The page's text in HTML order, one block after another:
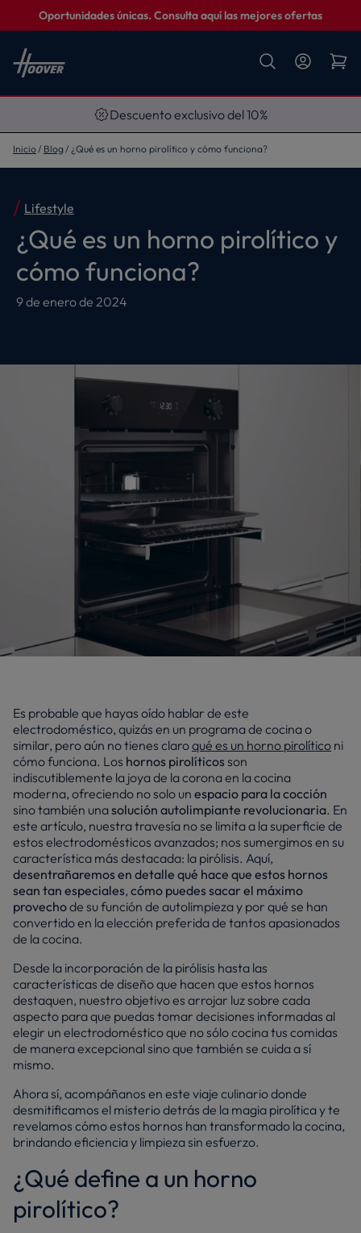
Oportunidades únicas. Consulta aquí las mejores ofertas
Descuento exclusivo del 10%
Inicio Blog ¿Qué es un horno pirolítico y cómo funciona?
Lifestyle
¿Qué es un horno pirolítico y
cómo funciona?
9 de enero de 2024
Es probable que hayas oído hablar de este
electrodoméstico, quizás en un programa de cocina o
similar, pero aún no tienes claroqué es un horno pirolítico ni
cómo funciona. Los hornos pirolíticosson
indiscutiblemente la joya de la corona en la cocina
moderna, ofreciendo no solo un espacio para la cocción
sino también unasolución autolimpiante revolucionaria. En
este artículo, nuestra travesía no se limita a la superficie de
estos electrodomésticos avanzados; nos sumergimos en su
característica más destacada: la pirólisis. Aquí,
desentrañaremos en detalle qué hace que estos hornos
sean tan especiales, cómo puedes sacar el máximo
provechode su función de autolimpieza y por qué se han
convertido en la elección preferida de tantos apasionados
de la cocina.
Desde la incorporación de la pirólisis hasta las
características de diseño que hacen que estos hornos
destaquen, nuestro objetivo es arrojar luz sobre cada
aspecto para que puedas tomar decisiones informadas al
elegir un electrodoméstico que no sólo cocina tus comidas
de manera excepcional sino que también se cuida a sí
mismo.
Ahora sí, acompáñanos en este viaje culinario donde
desmitificamos el misterio detrás de la magia pirolítica y te
revelamos cómo estos hornos han transformado la cocina,
brindando eficiencia y limpieza sin esfuerzo.
¿Qué define a un horno
pirolítico?